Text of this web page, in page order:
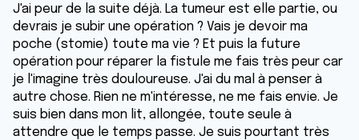
J'ai peur de la suite déjà. La tumeur est elle partie, ou
devrais je subir une opération ? Vais je devoir ma
poche (stomie) toute ma vie ? Et puis la future
opération pour réparer la fistule me fais très peur car
je l'imagine très douloureuse. J'ai du mal à penser à
autre chose. Rien ne m'intéresse, ne me fais envie. Je
suis bien dans mon lit, allongée, toute seule à
attendre que le temps passe. Je suis pourtant très